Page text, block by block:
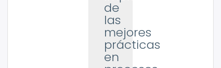
de
las
mejores
prácticas
en